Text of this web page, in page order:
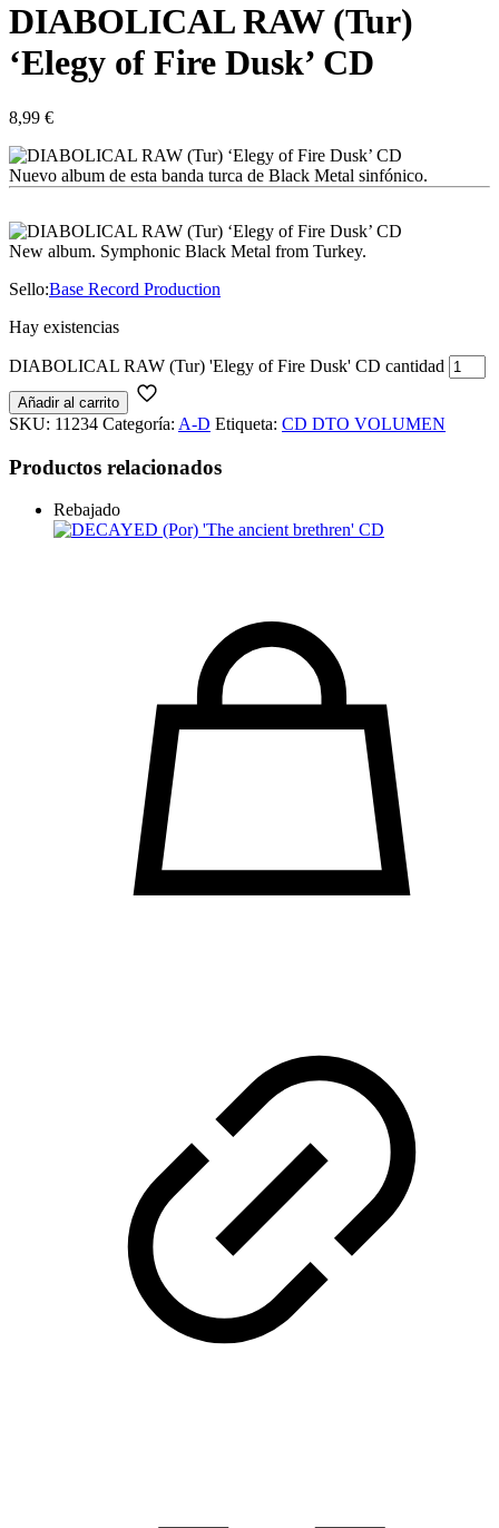
DIABOLICAL RAW (Tur)
‘Elegy of Fire Dusk’ CD
8,99 €
Nuevo album de esta banda turca de Black Metal sinfónico.
New album. Symphonic Black Metal from Turkey.
Sello:Base Record Production
Hay existencias
DIABOLICAL RAW (Tur) 'Elegy of Fire Dusk' CD cantidad
Añadir al carrito
SKU: 11234 Categoría: A-D Etiqueta: CD DTO VOLUMEN
Productos relacionados
Rebajado